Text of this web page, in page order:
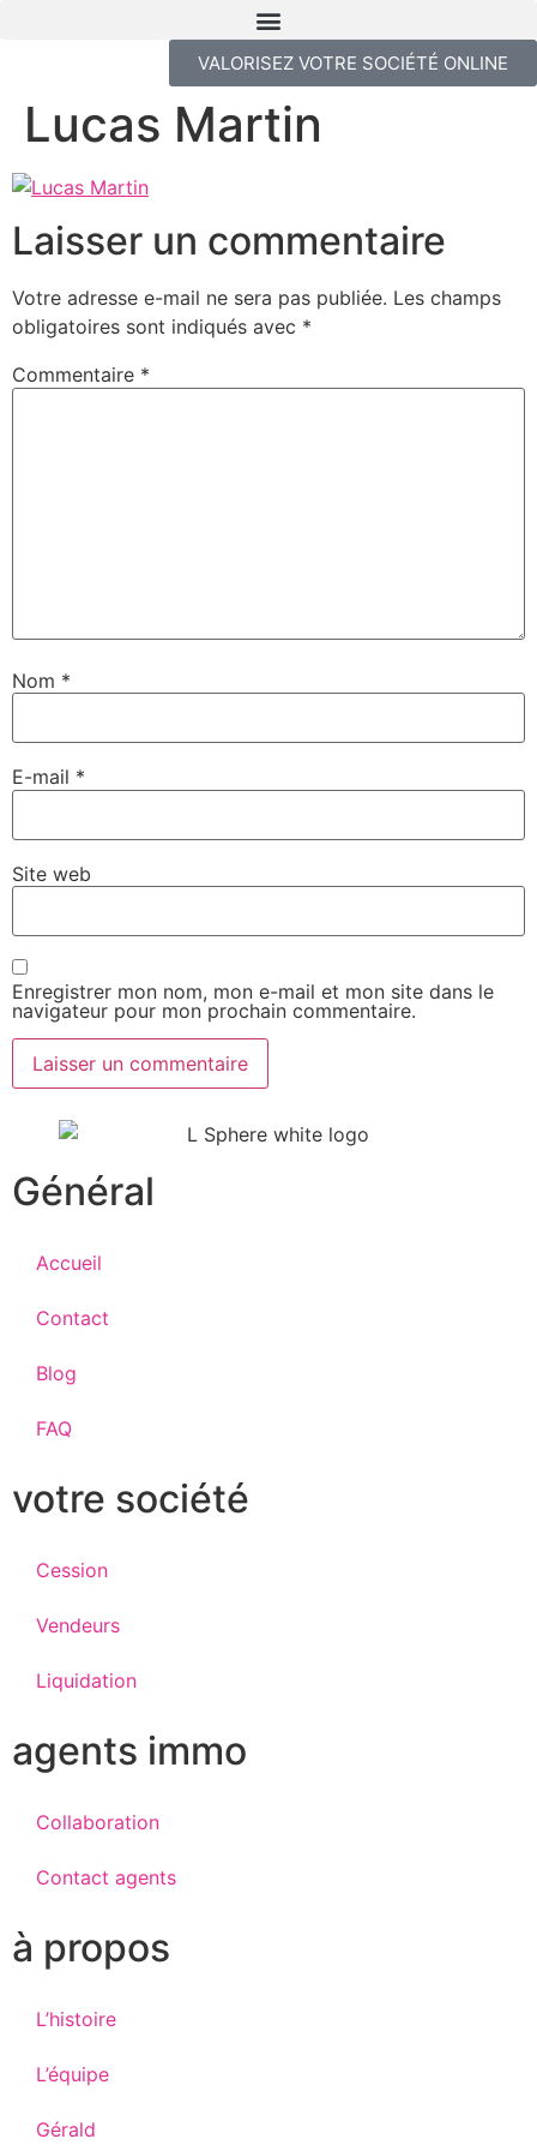
VALORISEZ VOTRE SOCIÉTÉ ONLINE
Lucas Martin
Laisser un commentaire
Votre adresse e-mail ne sera pas publiée. Les champs
obligatoires sont indiqués avec *
Commentaire *
Nom *
E-mail *
Site web
Enregistrer mon nom, mon e-mail et mon site dans le
navigateur pour mon prochain commentaire.
Général
Accueil
Contact
Blog
FAQ
votre société
Cession
Vendeurs
Liquidation
agents immo
Collaboration
Contact agents
à propos
L’histoire
L’équipe
Gérald